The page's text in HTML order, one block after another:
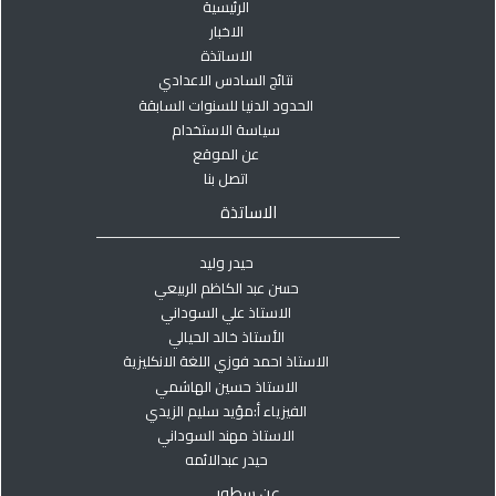
الرئيسية
الاخبار
الاساتذة
نتائج السادس الاعدادي
الحدود الدنيا للسنوات السابقة
سياسة الاستخدام
عن الموقع
اتصل بنا
الاساتذة
حيدر وليد
حسن عبد الكاظم الربيعي
الاستاذ علي السوداني
الأستاذ خالد الحيالي
الاستاذ احمد فوزي اللغة الانكليزية
الاستاذ حسين الهاشمي
الفيزياء أ:مؤيد سليم الزيدي
الاستاذ مهند السوداني
حيدر عبدالائمه